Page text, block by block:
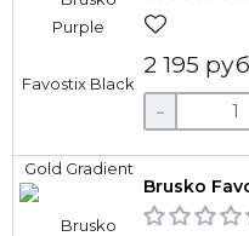
2 195
-
Brusko